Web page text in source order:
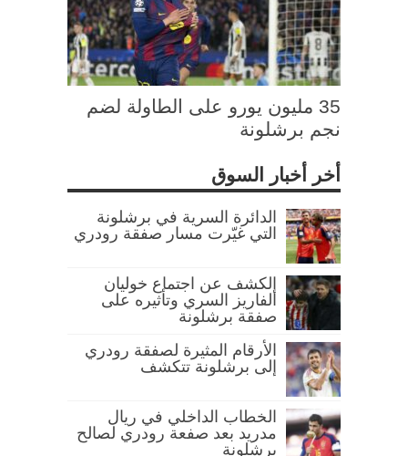
35 مليون يورو على الطاولة لضم
نجم برشلونة
أخر أخبار السوق
الدائرة السرية في برشلونة
التي غيّرت مسار صفقة رودري
الكشف عن اجتماع خوليان
ألفاريز السري وتأثيره على
صفقة برشلونة
الأرقام المثيرة لصفقة رودري
إلى برشلونة تتكشف
الخطاب الداخلي في ريال
مدريد بعد صفعة رودري لصالح
برشلونة